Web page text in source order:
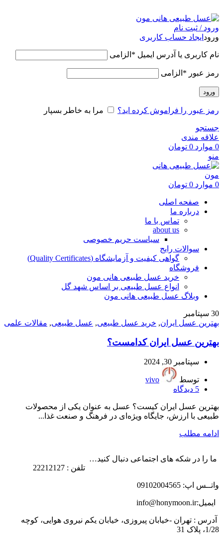
ورود / ثبت نام
ورود ایجاد حساب کاربری
نام کاربری یا آدرس ایمیل * الزامی
رمز عبور * الزامی
ورود
رمز عبور را فراموش کرده اید؟ مرا به خاطر بسپار
جستجو
علاقه مندی
0 موارد 0 تومان
منو
0 موارد 0 تومان
صفحه اصلی
درباره ما
تماس با ما
about us
سیاست حریم خصوصی
سوالات رایج
گواهی کیفیت و آزمایشگاه (Quality Certificates)
فروشگاه
خرید عسل طبیعی هانی مون
انواع عسل طبیعی بر اساس شهد گل
وبلاگ عسل طبیعی هانی مون
30 سپتامبر
بهترین عسل ایران, خرید عسل طبیعی, عسل طبیعی, مقالات علمی
بهترین عسل ایران کدامست؟
سپتامبر 30, 2024
توسط
vivo
5 دیدگاه
بهترین عسل ایران کیست؟ عسل به عنوان یکی از محصولات
طبیعی با ارزش، جایگاه ویژه‌ای در فرهنگ و صنعت غذا...
ادامه مطلب
ما را در شکه های اجتماعی دنبال کنید…
تلفن : 22212127
واتــس اپ: 09102004565
ایمیل:info@honymoon.ir
آدرس : تهران -خیابان پیروزی، خیابان یکم نیروی هوایی، کوچه
1/28، پلاک 31